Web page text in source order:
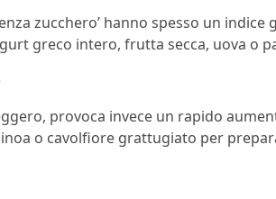
zucchero’ hanno spesso un
greco intero, frutta secca, uova o
provoca invece un rapido
o cavolfiore grattugiato per